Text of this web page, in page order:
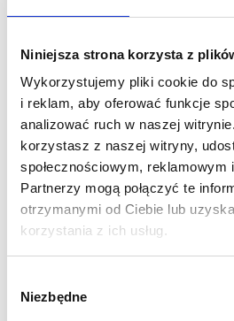
Niniejsza strona korzysta z
Wykorzystujemy pliki cookie do
i reklam, aby oferować funkcje
analizować ruch w naszej
korzystasz z naszej witryny,
społecznościowym, reklamowym
Partnerzy mogą połączyć te
otrzymanymi od Ciebie lub
korzystania z ich usług.
zgody
Niezbędne
Formulate podwieszany Panel jest
stoiska wystawienniczego na
imprezach promocyjnych.
Sprawdza się idealnie w większych
sklepy wielkopowierzchniowe czy
Łatwy w montażu system składający
z materiałową grafiką.
Dzięki zastosowaniu specjalnego,
grafika doskonale układa się na
niepowtarzalną, harmonijną całość.
zestawie.